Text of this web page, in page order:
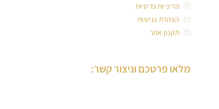
מדיניות פרטיות
הצהרת נגישות
תקנון אתר
מלאו פרטכם וניצור קשר: